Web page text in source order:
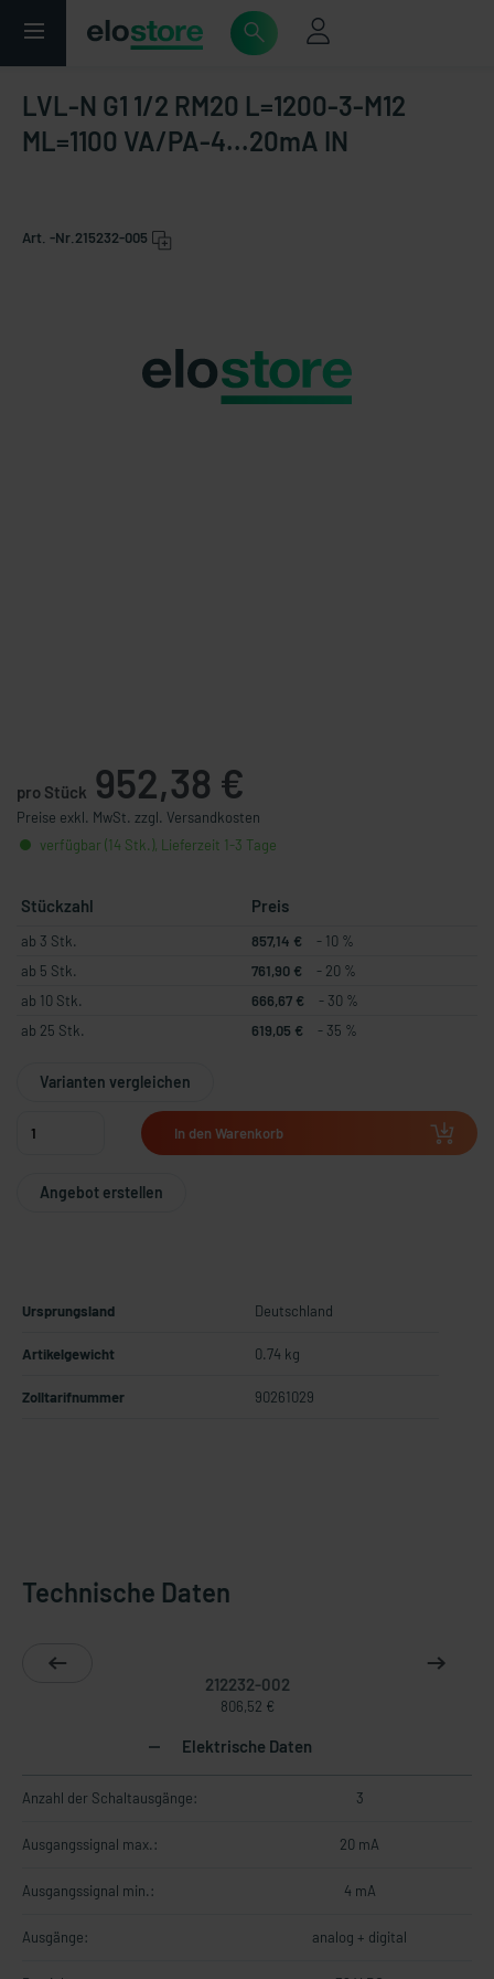
LVL-N G1 1/2 RM20 L=1200-3-M12
ML=1100 VA/PA-4...20mA IN
Art. -Nr. 215232-005
pro Stück 952,38 €
Preise exkl. MwSt. zzgl. Versandkosten
verfügbar (14 Stk.), Lieferzeit 1-3 Tage
Stückzahl Preis
ab 3 Stk. 857,14 €
- 10 %
ab 5 Stk.
761,90 €
- 20 %
ab 10 Stk.
666,67 €
- 30 %
ab 25 Stk.
619,05 € - 35 %
Varianten vergleichen
In den Warenkorb
Angebot erstellen
Ursprungsland Deutschland
Artikelgewicht 0.74 kg
Zolltarifnummer 90261029
Technische Daten
212232-002
806,52 €
Elektrische Daten
Anzahl der Schaltausgänge: 3
Ausgangssignal max.: 20 mA
Ausgangssignal min.: 4 mA
Ausgänge: analog + digital